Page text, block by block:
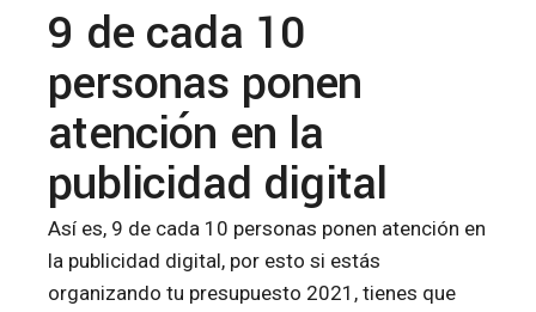
9 de cada 10
personas ponen
atención en la
publicidad digital
Así es, 9 de cada 10 personas ponen atención en
la publicidad digital, por esto si estás
organizando tu presupuesto 2021, tienes que